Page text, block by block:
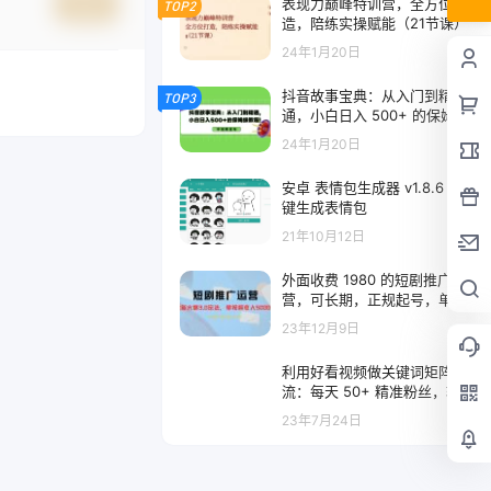
TOP2
造，陪练实操赋能（21节课）
24年1月20日
TOP3
抖音故事宝典：从入门到精
通，小白日入 500+ 的保姆级
教程！
24年1月20日
安卓 表情包生成器 v1.8.6 一
键生成表情包
21年10月12日
外面收费 1980 的短剧推广运
营，可长期，正规起号，单作
品收入 3000+
23年12月9日
利用好看视频做关键词矩阵引
流：每天 50+ 精准粉丝，转
化超高收入超稳
23年7月24日